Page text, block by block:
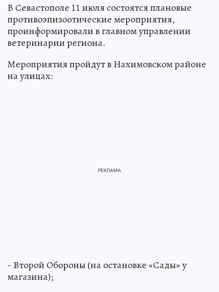
В Севастополе 11 июля состоятся плановые
противоэпизоотические мероприятия,
проинформировали в главном управлении
ветеринарии региона.
Мероприятия пройдут в Нахимовском районе
на улицах:
- Второй Обороны (на остановке «Сады» у
магазина);